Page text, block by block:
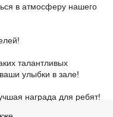
в атмосферу нашего
талантливых
улыбки в зале!
награда для ребят!